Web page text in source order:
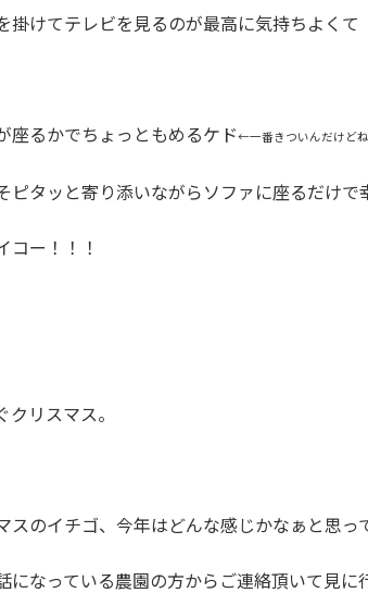
掛けてテレビを見るのが最高に気持ちよくて
座るかでちょっともめるケド←一番きついんだけどね
ピタッと寄り添いながらソファに座るだけで
コー！！！
クリスマス。
スのイチゴ、今年はどんな感じかなぁと思っ
になっている農園の方からご連絡頂いて見